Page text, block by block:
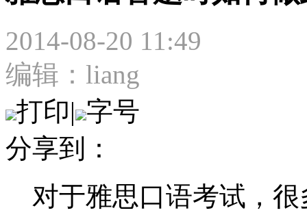
2014-08-20 11:49
编辑：liang
打印| 字号
分享到：
对于雅思口语考试，很